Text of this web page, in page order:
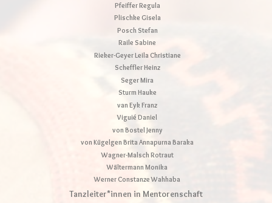
Pfeiffer Regula
Plischke Gisela
Posch Stefan
Raile Sabine
Rieker-Geyer Leila Christiane
Scheffler Heinz
Seger Mira
Sturm Hauke
van Eyk Franz
Viguié Daniel
von Bostel Jenny
von Kügelgen Brita Annapurna Baraka
Wagner-Malsch Rotraut
Wältermann Monika
Werner Constanze Wahhaba
Tanzleiter*innen in Mentorenschaft